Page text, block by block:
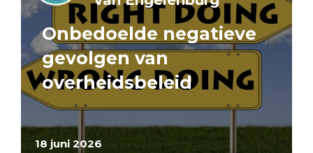
18 juni 2026
Onbedoelde negatieve
gevolgen van
overheidsbeleid